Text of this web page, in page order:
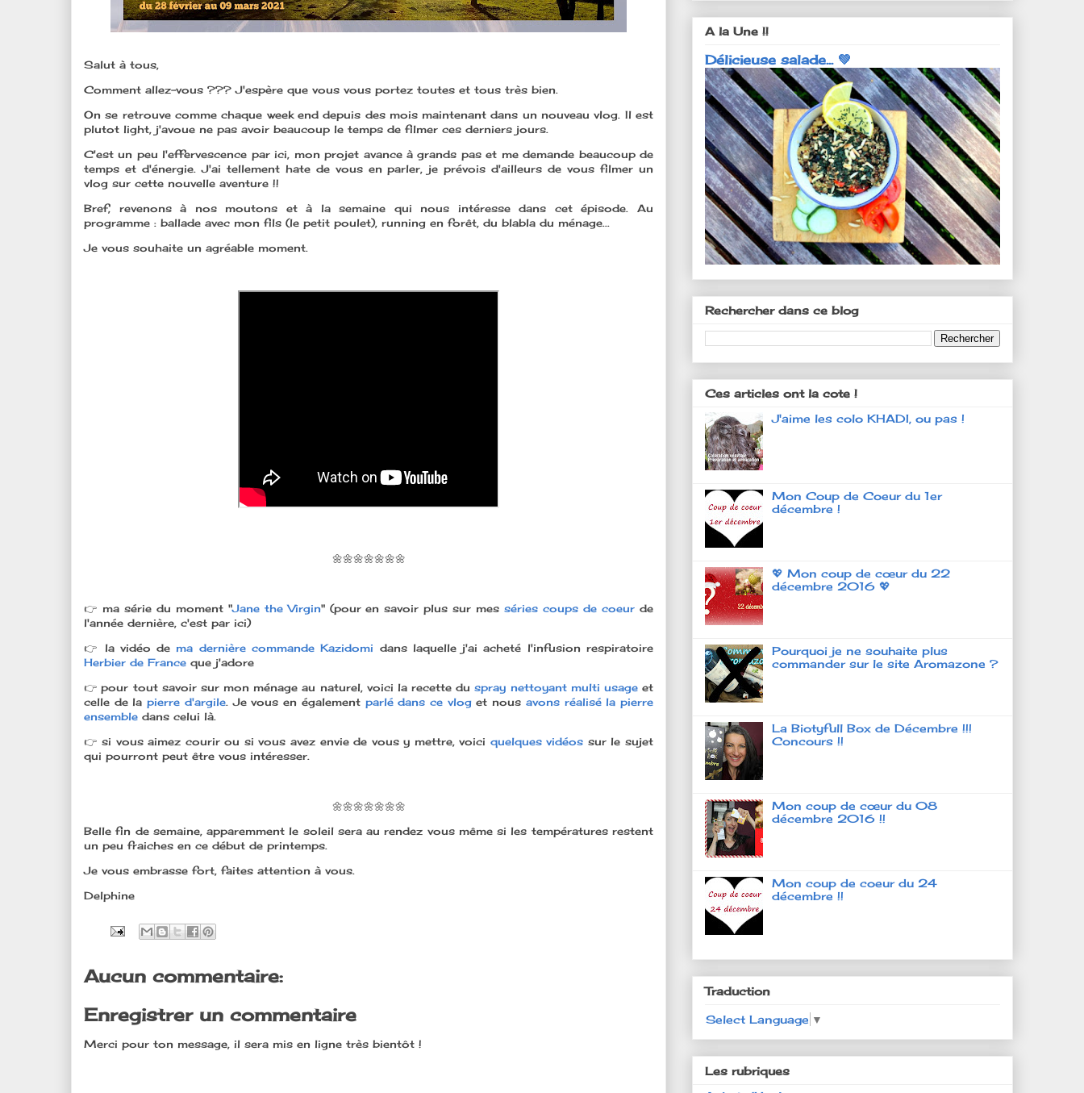
Salut à tous,
Comment allez-vous ??? J'espère que vous vous portez toutes et tous très bien.
On se retrouve comme chaque week end depuis des mois maintenant dans un nouveau vlog. Il est
plutot light, j'avoue ne pas avoir beaucoup le temps de filmer ces derniers jours.
C'est un peu l'effervescence par ici, mon projet avance à grands pas et me demande beaucoup de
temps et d'énergie. J'ai tellement hate de vous en parler, je prévois d'ailleurs de vous filmer un
vlog sur cette nouvelle aventure !!
Bref, revenons à nos moutons et à la semaine qui nous intéresse dans cet épisode. Au
programme : ballade avec mon fils (le petit poulet), running en forêt, du blabla du ménage...
Je vous souhaite un agréable moment.
🌼🌼🌼🌼🌼🌼🌼
👉 ma série du moment "Jane the Virgin" (pour en savoir plus sur messéries coups de coeur de
l'année dernière, c'est par ici)
👉 la vidéo dema dernière commande Kazidomi dans laquelle j'ai acheté l'infusion respiratoire
Herbier de France que j'adore
👉 pour tout savoir sur mon ménage au naturel, voici la recette duspray nettoyant multi usageet
celle de lapierre d'argile. Je vous en également parlé dans ce vloget nous avons réalisé la pierre
ensemble dans celui là.
👉 si vous aimez courir ou si vous avez envie de vous y mettre, voici quelques vidéos sur le sujet
qui pourront peut être vous intéresser.
🌼🌼🌼🌼🌼🌼🌼
Belle fin de semaine, apparemment le soleil sera au rendez vous même si les températures restent
un peu fraiches en ce début de printemps.
Je vous embrasse fort, faites attention à vous.
Delphine
Aucun commentaire:
Enregistrer un commentaire
Merci pour ton message, il sera mis en ligne très bientôt !
A la Une !!
Délicieuse salade... 💚
Rechercher dans ce blog
Ces articles ont la cote !
J'aime les colo KHADI, ou pas !
Mon Coup de Coeur du 1er
décembre !
💖 Mon coup de cœur du 22
décembre 2016 💖
Pourquoi je ne souhaite plus
commander sur le site Aromazone ?
La Biotyfull Box de Décembre !!!
Concours !!
Mon coup de cœur du 08
décembre 2016 !!
Mon coup de coeur du 24
décembre !!
Traduction
Select Language ▼
Les rubriques